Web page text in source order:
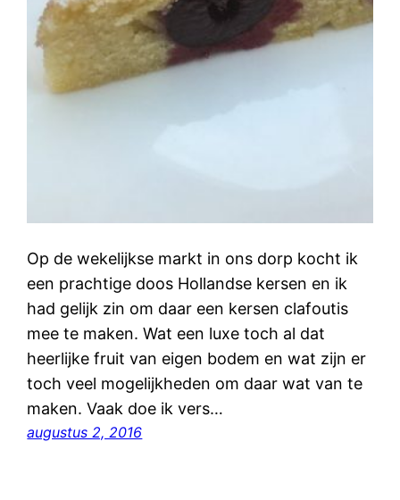
Op de wekelijkse markt in ons dorp kocht ik
een prachtige doos Hollandse kersen en ik
had gelijk zin om daar een kersen clafoutis
mee te maken. Wat een luxe toch al dat
heerlijke fruit van eigen bodem en wat zijn er
toch veel mogelijkheden om daar wat van te
maken. Vaak doe ik vers…
augustus 2, 2016